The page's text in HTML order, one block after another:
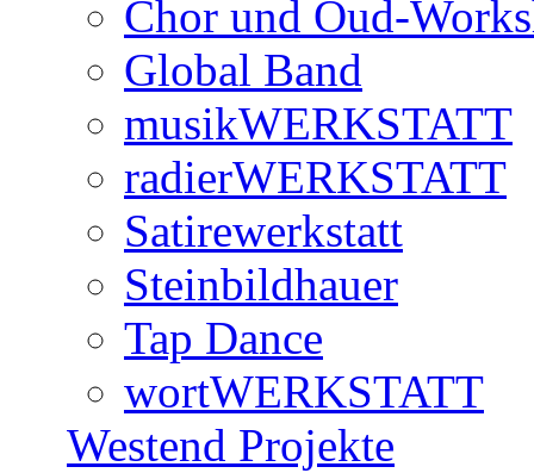
Chor und Oud-
Global Band
musikWERKSTATT
radierWERKSTATT
Satirewerkstatt
Steinbildhauer
Tap Dance
wortWERKSTATT
Westend Projekte